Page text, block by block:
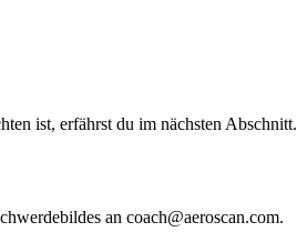
ist, erfährst du im nächsten Abschnitt.
an coach@aeroscan.com.